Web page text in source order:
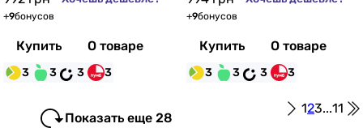
+9бонусов
Купить О товаре
3 3 3 3
+9бонусов
Купить О товаре
3 3 3 3
Показать еще 28
123...11